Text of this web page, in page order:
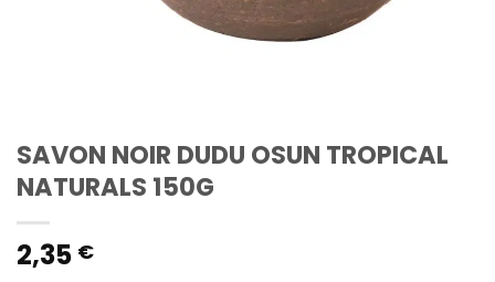
SAVON NOIR DUDU OSUN TROPICAL
NATURALS 150G
2,35 €